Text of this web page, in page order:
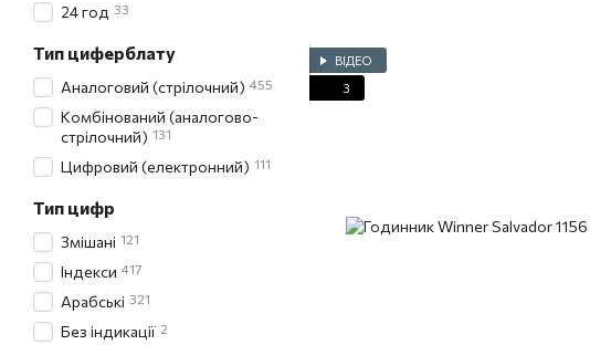
ВІДЕО
3
24 год 33
Тип циферблату
Аналоговий (стрілочний) 455
Комбінований (аналогово-
стрілочний) 131
Цифровий (електронний) 111
Тип цифр
Змішані 121
Індекси 417
Арабські 321
Без індикації 2